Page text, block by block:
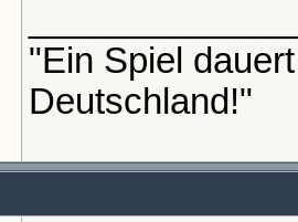
"Ein Spiel
Deutschland!"